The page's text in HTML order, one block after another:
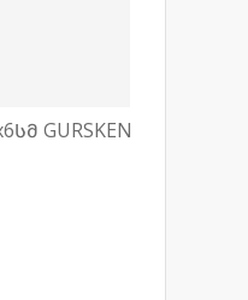
GURSKEN